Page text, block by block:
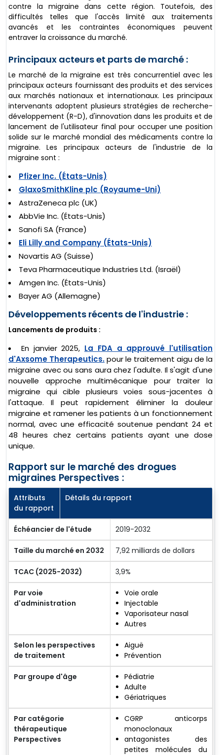
contre la migraine dans cette région. Toutefois, des
difficultés telles que l'accès limité aux traitements
avancés et les contraintes économiques peuvent
entraver la croissance du marché.
Principaux acteurs et parts de marché :
Le marché de la migraine est très concurrentiel avec les
principaux acteurs fournissant des produits et des services
aux marchés nationaux et internationaux. Les principaux
intervenants adoptent plusieurs stratégies de recherche-
développement (R-D), d'innovation dans les produits et de
lancement de l'utilisateur final pour occuper une position
solide sur le marché mondial des médicaments contre la
migraine. Les principaux acteurs de l'industrie de la
migraine sont :
Pfizer Inc. (États-Unis)
GlaxoSmithKline plc (Royaume-Uni)
AstraZeneca plc (UK)
AbbVie Inc. (États-Unis)
Sanofi SA (France)
Eli Lilly and Company (États-Unis)
Novartis AG (Suisse)
Teva Pharmaceutique Industries Ltd. (Israël)
Amgen Inc. (États-Unis)
Bayer AG (Allemagne)
Développements récents de l'industrie :
Lancements de produits :
En janvier 2025, La FDA a approuvé l'utilisation
d'Axsome Therapeutics.pour le traitement aigu de la
migraine avec ou sans aura chez l'adulte. Il s'agit d'une
nouvelle approche multimécanique pour traiter la
migraine qui cible plusieurs voies sous-jacentes à
l'attaque. Il peut rapidement éliminer la douleur
migraine et ramener les patients à un fonctionnement
normal, avec une efficacité soutenue pendant 24 et
48 heures chez certains patients ayant une dose
unique.
Rapport sur le marché des drogues
migraines Perspectives :
Attributs
du rapport
Détails du rapport
Échéancier de l'étude 2019-2032
Taille du marché en 2032 7,92 milliards de dollars
TCAC (2025-2032) 3,9%
Par voie
d'administration
Voie orale
Injectable
Vaporisateur nasal
Autres
Selon les perspectives
de traitement
Aiguë
Prévention
Par groupe d'âge
Pédiatrie
Adulte
Gériatriques
Par catégorie
thérapeutique
Perspectives
CGRP anticorps
monoclonaux
antagonistes des
petites molécules du